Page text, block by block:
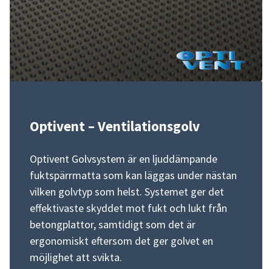
Optivent – Ventilationsgolv
Optivent Golvsystem är en ljuddämpande
fuktspärrmatta som kan läggas under nästan
vilken golvtyp som helst. Systemet ger det
effektivaste skyddet mot fukt och lukt från
betongplattor, samtidigt som det är
ergonomiskt eftersom det ger golvet en
möjlighet att svikta.